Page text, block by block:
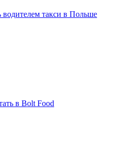
водителем такси в Польше
в Bolt Food